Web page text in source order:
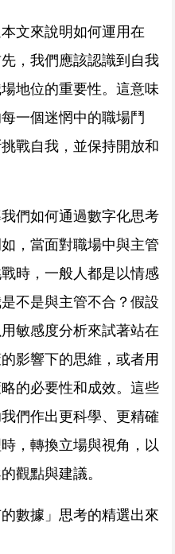
文來說明如何運用在
，我們應該認識到自我
地位的重要性。這意味
一個迷惘中的職場鬥
戰自我，並保持開放和
們如何通過數字化思考
，當面對職場中與主管
時，一般人都是以情感
不是與主管不合？假設
敏感度分析來試著站在
影響下的思維，或者用
的必要性和成效。這些
們作出更科學、更精確
，轉換立場與視角，以
觀點與建議。
數據」思考的精選出來